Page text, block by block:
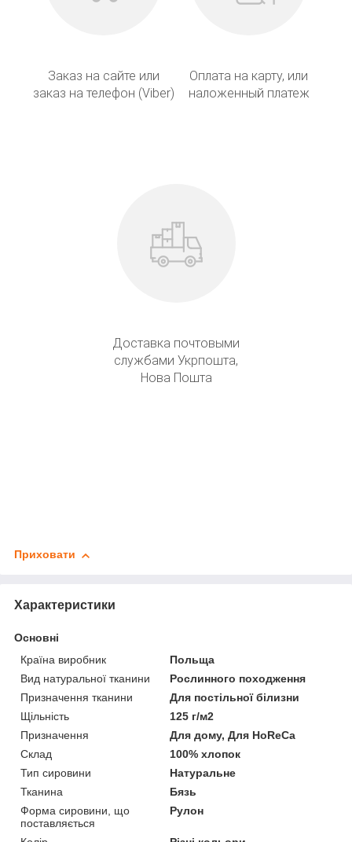
Заказ на сайте или
заказ на телефон (Viber)
Оплата на карту, или
наложенный платеж
Доставка почтовыми
службами Укрпошта,
Нова Пошта
Приховати
Характеристики
Основні
Країна виробник
Польща
Вид натуральної тканини
Рослинного походження
Призначення тканини
Для постільної білизни
Щільність
125 г/м2
Призначення
Для дому, Для HoReCa
Склад
100% хлопок
Тип сировини
Натуральне
Тканина
Бязь
Форма сировини, що
поставляється
Рулон